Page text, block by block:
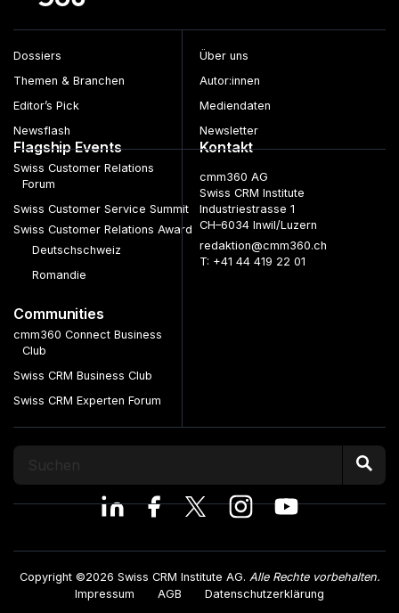
Dossiers
Themen & Branchen
Editor’s Pick
Newsflash
Über uns
Autor:innen
Mediendaten
Newsletter
Flagship Events
Swiss Customer Relations
Forum
Swiss Customer Service Summit
Swiss Customer Relations Award
Deutschschweiz
Romandie
Communities
cmm360 Connect Business
Club
Swiss CRM Business Club
Swiss CRM Experten Forum
Kontakt
cmm360 AG
Swiss CRM Institute
Industriestrasse 1
CH–6034 Inwil/Luzern
redaktion@cmm360.ch
T: +41 44 419 22 01
Copyright ©2026 Swiss CRM Institute AG. Alle Rechte vorbehalten.
Impressum
AGB Datenschutzerklärung